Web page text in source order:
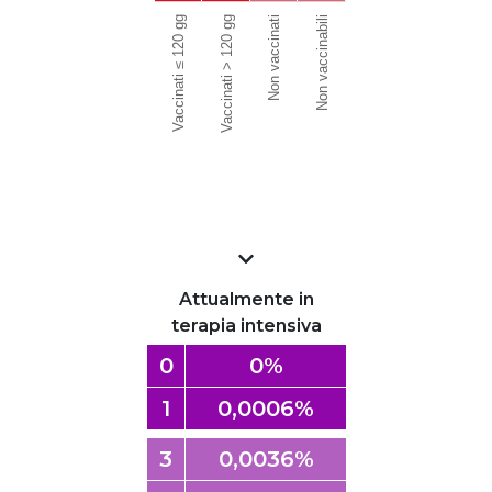
Vaccinati ≤ 120 gg Vaccinati > 120 gg Non vaccinati Non vaccinabili
Attualmente in
terapia intensiva
0
0%
1
0,0006%
3
0,0036%